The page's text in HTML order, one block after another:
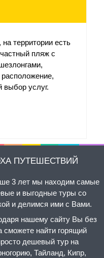
территории есть
пляж с
услуг.
ПУТЕШЕСТВИЙ
3 лет мы находим самые
и выгодные туры со
и делимся ими с Вами.
нашему сайту Вы без
сможете найти горящий
дешевый тур на
Тайланд, Кипр,